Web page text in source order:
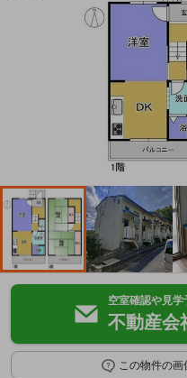
空室確認や見学
不動産会
この物件の画